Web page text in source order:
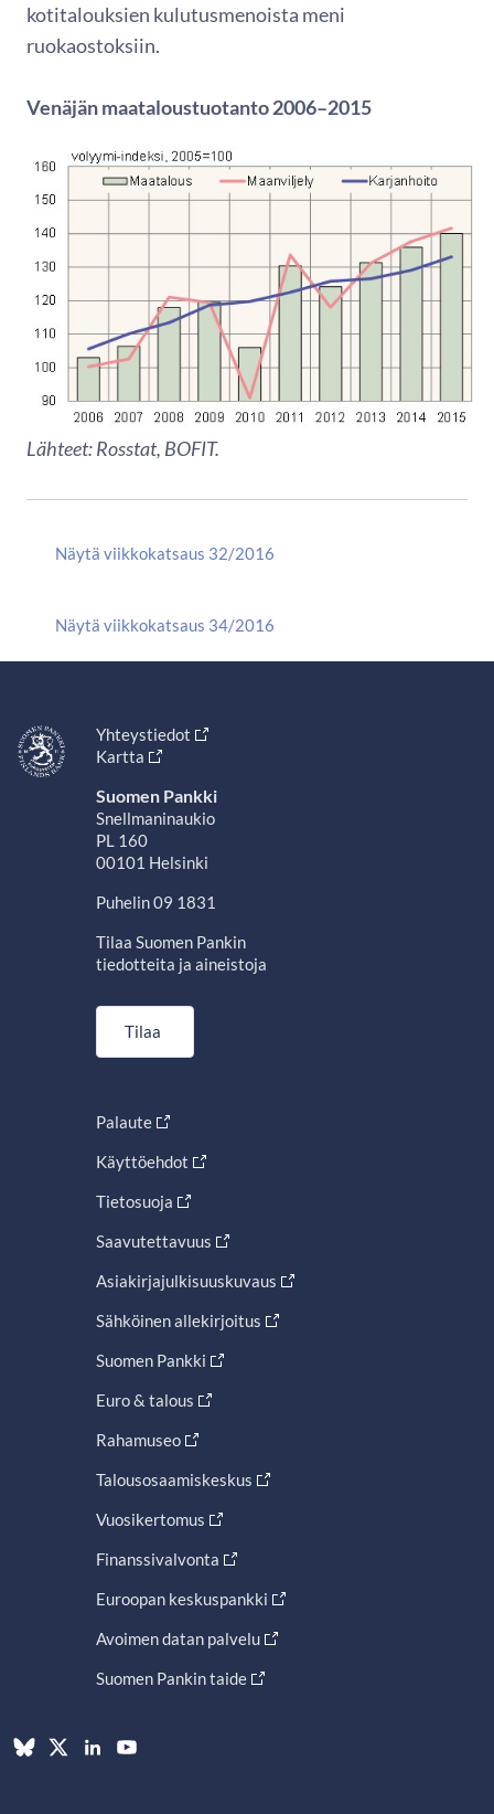
kotitalouksien kulutusmenoista meni
ruokaostoksiin.
Venäjän maataloustuotanto 2006–2015
Lähteet: Rosstat, BOFIT.
Näytä viikkokatsaus 32/2016
Näytä viikkokatsaus 34/2016
Yhteystiedot
Kartta
Suomen Pankki
Snellmaninaukio
PL 160
00101 Helsinki
Puhelin 09 1831
Tilaa Suomen Pankin
tiedotteita ja aineistoja
Tilaa
Palaute
Käyttöehdot
Tietosuoja
Saavutettavuus
Asiakirjajulkisuuskuvaus
Sähköinen allekirjoitus
Suomen Pankki
Euro & talous
Rahamuseo
Talousosaamiskeskus
Vuosikertomus
Finanssivalvonta
Euroopan keskuspankki
Avoimen datan palvelu
Suomen Pankin taide